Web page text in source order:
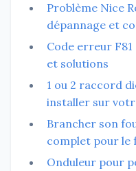
Problème Nice
dépannage et
Code erreur
et solutions
1 ou 2 raccord
installer sur
Brancher son
complet pour le
Onduleur pour